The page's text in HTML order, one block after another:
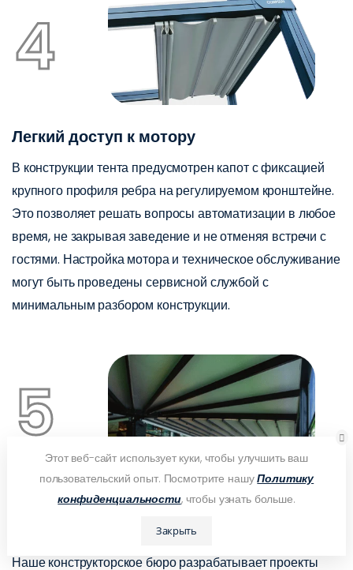
4
Легкий доступ к мотору
В конструкции тента предусмотрен капот с фиксацией
крупного профиля ребра на регулируемом кронштейне.
Это позволяет решать вопросы автоматизации в любое
время, не закрывая заведение и не отменяя встречи с
гостями. Настройка мотора и техническое обслуживание
могут быть проведены сервисной службой с
минимальным разбором конструкции.
5
Индивидуальное проектирование
Наше конструкторское бюро разрабатывает проекты
Этот веб-сайт использует куки, чтобы улучшить ваш
пользовательский опыт. Посмотрите нашуПолитику
конфиденциальности, чтобы узнать больше.
Закрыть